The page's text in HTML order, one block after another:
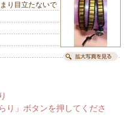
り目立たないで
り」ボタンを押してくださ